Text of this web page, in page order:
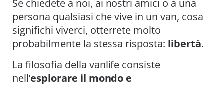
Se chiedete a noi, ai nostri amici o a una
persona qualsiasi che vive in un van, cosa
significhi viverci, otterrete molto
probabilmente la stessa risposta: libertà.
La filosofia della vanlife consiste
nell’esplorare il mondo e